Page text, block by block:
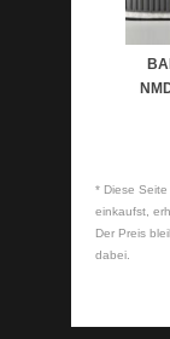
* Diese
einkaufst,
Der Preis
dabei.